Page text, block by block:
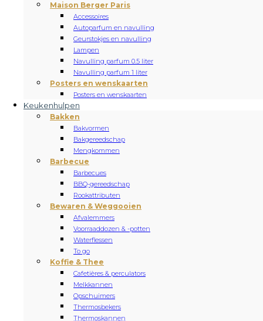
Maison Berger Paris
Accessoires
Autoparfum en navulling
Geurstokjes en navulling
Lampen
Navulling parfum 0.5 liter
Navulling parfum 1 liter
Posters en wenskaarten
Posters en wenskaarten
Keukenhulpen
Bakken
Bakvormen
Bakgereedschap
Mengkommen
Barbecue
Barbecues
BBQ-gereedschap
Rookattributen
Bewaren & Weggooien
Afvalemmers
Voorraaddozen & -potten
Waterflessen
To go
Koffie & Thee
Cafetières & perculators
Melkkannen
Opschuimers
Thermosbekers
Thermoskannen